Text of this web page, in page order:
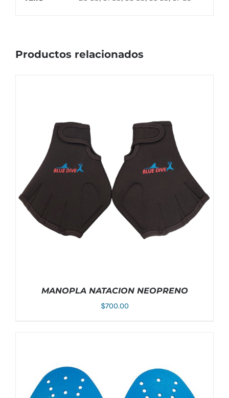
Productos relacionados
AÑADIR AL CARRITO DETALLES
MANOPLA NATACION NEOPRENO
$700.00